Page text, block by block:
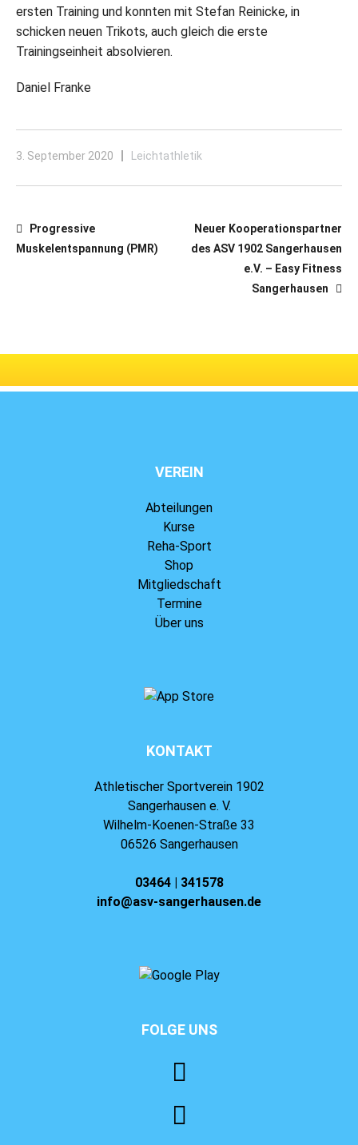
ersten Training und konnten mit Stefan Reinicke, in
schicken neuen Trikots, auch gleich die erste
Trainingseinheit absolvieren.
Daniel Franke
3. September 2020 Leichtathletik
Progressive
Muskelentspannung (PMR)
Neuer Kooperationspartner
des ASV 1902 Sangerhausen
e.V. – Easy Fitness
Sangerhausen
VEREIN
Abteilungen
Kurse
Reha-Sport
Shop
Mitgliedschaft
Termine
Über uns
KONTAKT
Athletischer Sportverein 1902
Sangerhausen e. V.
Wilhelm-Koenen-Straße 33
06526 Sangerhausen
03464 | 341578
info@asv-sangerhausen.de
FOLGE UNS